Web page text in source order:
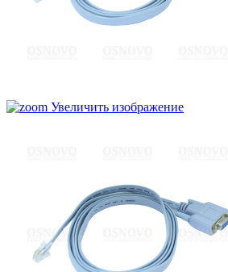
Увеличить изображение